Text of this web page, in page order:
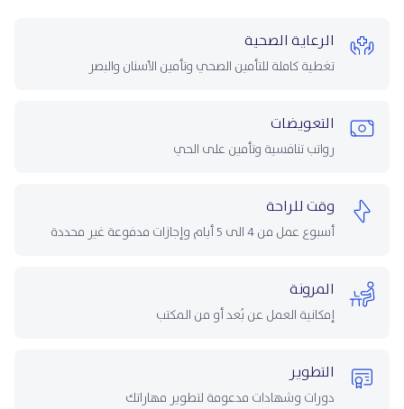
الرعاية الصحية
تغطية كاملة للتأمين الصحي وتأمين الأسنان والبصر
التعويضات
رواتب تنافسية وتأمين على الحي
وقت للراحة
أسبوع عمل من 4 الى 5 أيام وإجازات مدفوعة غير محددة
المرونة
إمكانية العمل عن بُعد أو من المكتب
التطوير
دورات وشهادات مدعومة لتطوير مهاراتك